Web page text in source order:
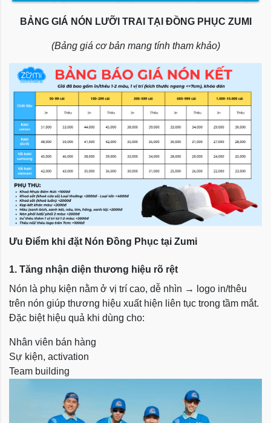
BẢNG GIÁ NÓN LƯỠI TRAI TẠI ĐỒNG PHỤC ZUMI
(Bảng giá cơ bản mang tính tham khảo)
Ưu Điểm khi đặt Nón Đồng Phục tại Zumi
1. Tăng nhận diện thương hiệu rõ rệt
Nón là phụ kiện nằm ở vị trí cao, dễ nhìn → logo in/thêu
trên nón giúp thương hiệu xuất hiện liên tục trong tầm mắt.
Đặc biệt hiệu quả khi dùng cho:
Nhân viên bán hàng
Sự kiện, activation
Team building